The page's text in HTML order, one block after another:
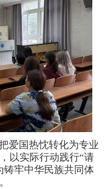
爱国热忱转化为专业
以实际行动践行“请
铸牢中华民族共同体